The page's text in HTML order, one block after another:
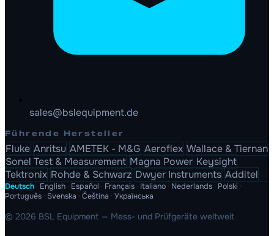
sales@bslequipment.de
Führende Hersteller
Fluke Anritsu AMETEK - M&G Aeroflex Wallace & Tiernan
Sonel Test & Measurement Magna Power Keysight
Tektronix Rohde & Schwarz Dwyer Instruments Additel
Deutsch · English · Español · Français · Italiano · Nederlands · Polski ·
Português · Svenska · Čeština · Українська
© 2026 BSL Equipment — Mess- und Prüfgeräte weltweit